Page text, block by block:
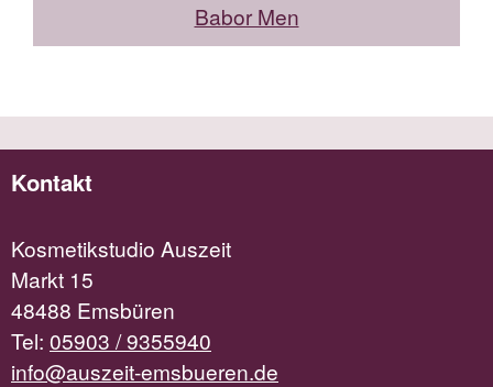
Babor Men
Kontakt
Kosmetikstudio Auszeit
Markt 15
48488 Emsbüren
Tel: 05903 / 9355940
info@auszeit-emsbueren.de